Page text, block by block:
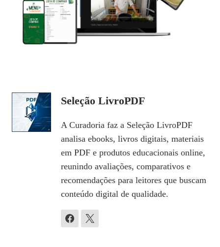
Seleção LivroPDF
A Curadoria faz a Seleção LivroPDF
analisa ebooks, livros digitais, materiais
em PDF e produtos educacionais online,
reunindo avaliações, comparativos e
recomendações para leitores que buscam
conteúdo digital de qualidade.